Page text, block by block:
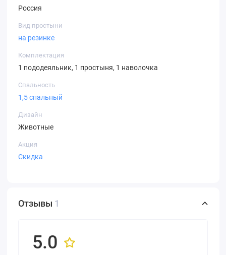
Россия
Вид простыни
на резинке
Комплектация
1 пододеяльник, 1 простыня, 1 наволочка
Спальность
1,5 спальный
Дизайн
Животные
Акция
Скидка
Отзывы 1
5.0